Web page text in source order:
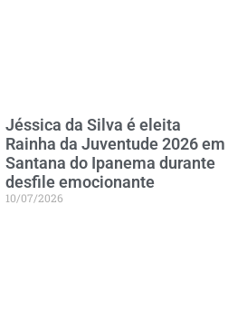
Jéssica da Silva é eleita
Rainha da Juventude 2026 em
Santana do Ipanema durante
desfile emocionante
10/07/2026